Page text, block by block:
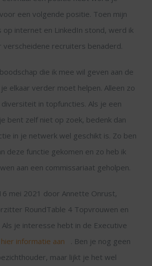
een volgende positie. Toen mijn
op internet en LinkedIn stond, werd ik
verscheidene recruiters benaderd.
die ik mee wil geven aan de
elkaar verder moet helpen. Alleen zo
in topfuncties. Als je een
bent zelf niet op zoek, bedenk dan
in je netwerk wel geschikt is. Zo ben
deze functie gekomen en zo heb ik
aan een commissariaat geholpen.
mei 2021 door Annette Onrust,
RoundTable 4 Topvrouwen en
Als je interesse hebt in de Executive
informatie aan
. Ben je nog geen
maar lijkt je het wel